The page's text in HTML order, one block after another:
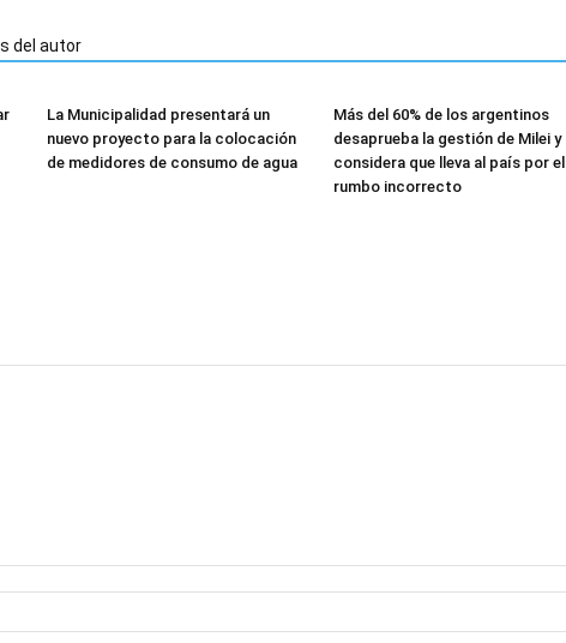
del autor
La Municipalidad presentará un
nuevo proyecto para la colocación
de medidores de consumo de agua
Más del 60% de los argentinos
desaprueba la gestión de Milei y
considera que lleva al país por el
rumbo incorrecto